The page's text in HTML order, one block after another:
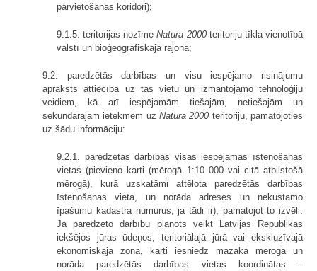
pārvietošanās koridori);
9.1.5. teritorijas nozīmeNatura 2000teritoriju tīkla vienotībā
valstī un bioģeogrāfiskajā rajonā;
9.2. paredzētās darbības un visu iespējamo risinājumu
apraksts attiecībā uz tās vietu un izmantojamo tehnoloģiju
veidiem, kā arī iespējamām tiešajām, netiešajām un
sekundārajām ietekmēm uz Natura 2000 teritoriju, pamatojoties
uz šādu informāciju:
9.2.1. paredzētās darbības visas iespējamās īstenošanas
vietas (pievieno karti (mērogā 1:10 000 vai citā atbilstošā
mērogā), kurā uzskatāmi attēlota paredzētās darbības
īstenošanas vieta, un norāda adreses un nekustamo
īpašumu kadastra numurus, ja tādi ir), pamatojot to izvēli.
Ja paredzēto darbību plānots veikt Latvijas Republikas
iekšējos jūras ūdeņos, teritoriālajā jūrā vai ekskluzīvajā
ekonomiskajā zonā, karti iesniedz mazākā mērogā un
norāda paredzētās darbības vietas koordinātas –